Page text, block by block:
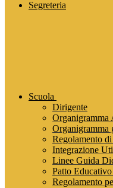
Segreteria
Scuola
Dirigente
Organigramma
Organigramma
Regolamento
Integrazione
Linee Guida
Patto
Regolamento